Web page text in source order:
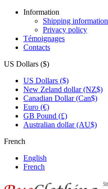
Information
Shipping information
Privacy policy
Témoignages
Contacts
US Dollars ($)
US Dollars ($)
New Zeland dollar (NZ$)
Canadian Dollar (Can$)
Euro (€)
GB Pound (£)
Australian dollar (AU$)
French
English
French